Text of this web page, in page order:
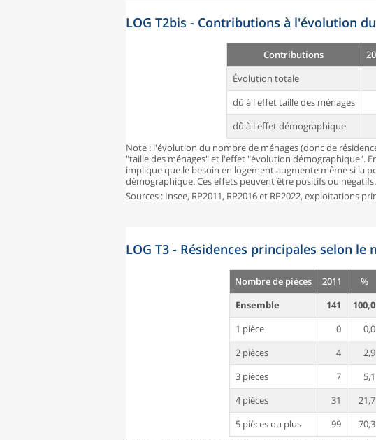
LOG T2bis - Contributions à l'évolution
Contributions
Évolution totale
dû à l'effet taille des ménages
dû à l'effet démographique
Note : l'évolution du nombre de ménages (donc de
"taille des ménages" et l'effet "évolution démographique".
implique que le besoin en logement augmente même si la
démographique. Ces effets peuvent être positifs ou négatifs.
Sources : Insee, RP2011, RP2016 et RP2022, exploitations
LOG T3 - Résidences principales selon le
Nombre de pièces 2011 %
Ensemble
141 100,0
1 pièce
0 0,0
2 pièces
4 2,9
3 pièces
7 5,1
4 pièces
31 21,7
5 pièces ou plus
99 70,3